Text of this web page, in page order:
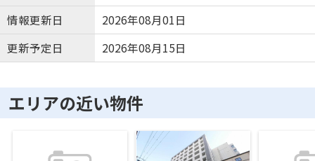
情報更新日
2026年08月01日
更新予定日
2026年08月15日
エリアの近い物件